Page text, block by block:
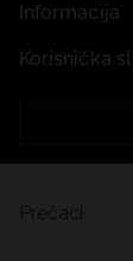
Informacija
Korisnička